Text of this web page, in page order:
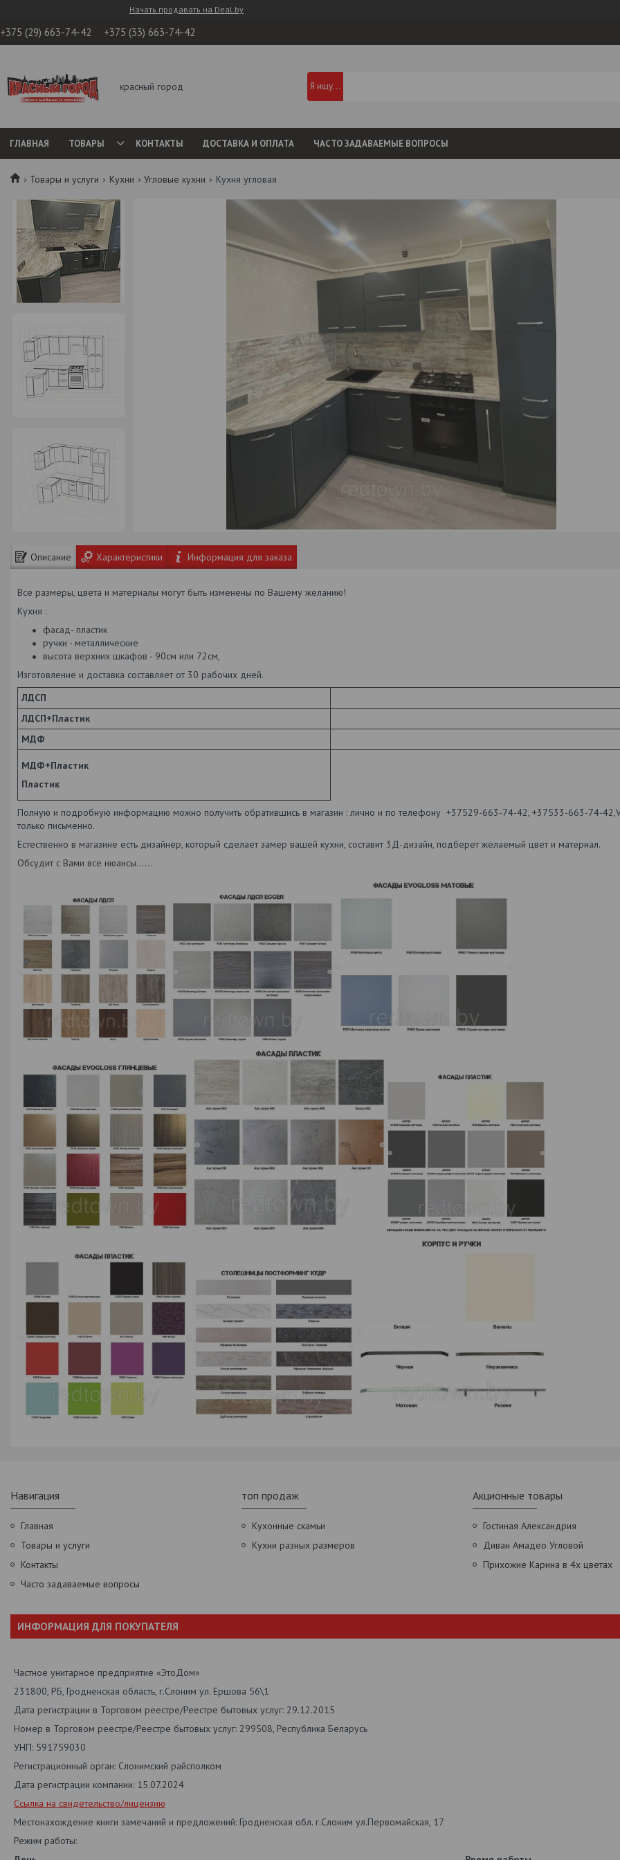
Начать продавать на Deal.by
+375 (29) 663-74-42 +375 (33) 663-74-42
красный город
ГЛАВНАЯ ТОВАРЫ КОНТАКТЫ ДОСТАВКА И ОПЛАТА ЧАСТО ЗАДАВАЕМЫЕ ВОПРОСЫ
Товары и услуги Кухни Угловые кухни Кухня угловая
Описание Характеристики Информация для заказа
Все размеры, цвета и материалы могут быть изменены по Вашему желанию!
Кухня :
фасад- пластик
ручки - металлические
высота верхних шкафов - 90см или 72см,
Изготовление и доставка составляет от 30 рабочих дней.
ЛДСП
ЛДСП+Пластик
МДФ
МДФ+Пластик
Пластик
Полную и подробную информацию можно получить обратившись в магазин : лично и по телефону +37529-663-74-42, +37533-663-74-
только письменно.
Естественно в магазине есть дизайнер, который сделает замер вашей кухни, составит 3Д-дизайн, подберет желаемый цвет и материал.
Обсудит с Вами все нюансы......
Навигация
Главная
Товары и услуги
Контакты
Часто задаваемые вопросы
топ продаж
Кухонные скамьи
Кухни разных размеров
Акционные товары
Гостиная Александрия
Диван Амадео Угловой
Прихожие Карина в 4х цветах
ИНФОРМАЦИЯ ДЛЯ ПОКУПАТЕЛЯ
Частное унитарное предприятие «ЭтоДом»
231800, РБ, Гродненская область, г.Слоним ул. Ершова 56\1
Дата регистрации в Торговом реестре/Реестре бытовых услуг: 29.12.2015
Номер в Торговом реестре/Реестре бытовых услуг: 299508, Республика Беларусь
УНП: 591759030
Регистрационный орган: Слонимский райсполком
Дата регистрации компании: 15.07.2024
Ссылка на свидетельство/лицензию
Местонахождение книги замечаний и предложений: Гродненская обл. г.Слоним ул.Первомайская, 17
Режим работы: